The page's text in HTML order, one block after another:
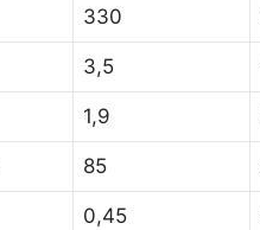
330
3,5
1,9
85
0,45